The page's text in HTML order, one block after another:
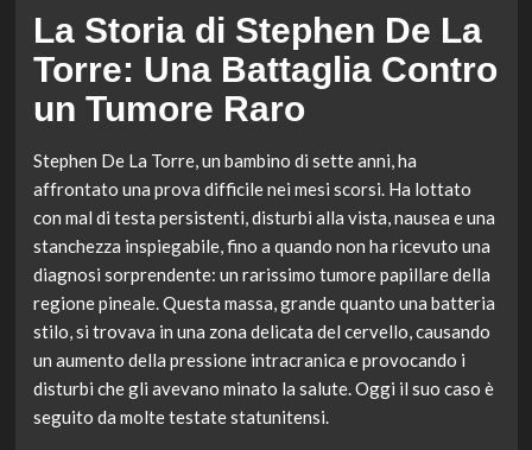
La Storia di Stephen De La
Torre: Una Battaglia Contro
un Tumore Raro
Stephen De La Torre, un bambino di sette anni, ha
affrontato una prova difficile nei mesi scorsi. Ha lottato
con mal di testa persistenti, disturbi alla vista, nausea e una
stanchezza inspiegabile, fino a quando non ha ricevuto una
diagnosi sorprendente: un rarissimo tumore papillare della
regione pineale. Questa massa, grande quanto una batteria
stilo, si trovava in una zona delicata del cervello, causando
un aumento della pressione intracranica e provocando i
disturbi che gli avevano minato la salute. Oggi il suo caso è
seguito da molte testate statunitensi.